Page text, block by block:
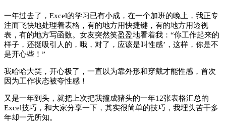
一年过去了，Excel的学习已有小成，在一个加班的晚上，我正专
注而飞快地处理着表格，有的地方用快捷键，有的地方用透视
表，有的地方写函数。 女友突然笑盈盈地看着我： “你工作起来的
样子，还挺吸引人的，哦，对了，应该是叫性感’，这样，你是不
是开心些！ ”
我哈哈大笑，开心极了，一直以为靠外形和穿戴才能性感，首次
因为工作状态被夸性感！
又是一年到头，就把上次把我撞成猪头的一年12张表格汇总的
Excel技巧，和大家分享一下，其实很简单的技巧，我埋头苦干多
年却一无所知。